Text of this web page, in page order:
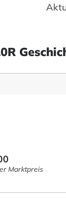
Marktpreis